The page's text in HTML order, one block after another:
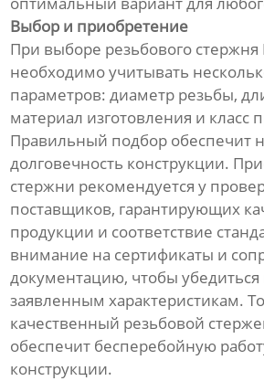
Выбор и приобретение
При выборе резьбового стержня
необходимо учитывать
параметров: диаметр резьбы,
материал изготовления и класс
Правильный подбор обеспечит
долговечность конструкции.
стержни рекомендуется у
поставщиков, гарантирующих
продукции и соответствие
внимание на сертификаты и
документацию, чтобы убедиться
заявленным характеристикам.
качественный резьбовой
обеспечит бесперебойную
конструкции.